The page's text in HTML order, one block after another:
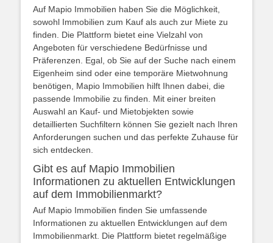
Auf Mapio Immobilien haben Sie die Möglichkeit,
sowohl Immobilien zum Kauf als auch zur Miete zu
finden. Die Plattform bietet eine Vielzahl von
Angeboten für verschiedene Bedürfnisse und
Präferenzen. Egal, ob Sie auf der Suche nach einem
Eigenheim sind oder eine temporäre Mietwohnung
benötigen, Mapio Immobilien hilft Ihnen dabei, die
passende Immobilie zu finden. Mit einer breiten
Auswahl an Kauf- und Mietobjekten sowie
detaillierten Suchfiltern können Sie gezielt nach Ihren
Anforderungen suchen und das perfekte Zuhause für
sich entdecken.
Gibt es auf Mapio Immobilien
Informationen zu aktuellen Entwicklungen
auf dem Immobilienmarkt?
Auf Mapio Immobilien finden Sie umfassende
Informationen zu aktuellen Entwicklungen auf dem
Immobilienmarkt. Die Plattform bietet regelmäßige